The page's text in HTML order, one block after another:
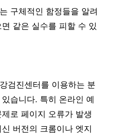
구체적인 함정들을 알려
같은 실수를 피할 수 있
검진센터를 이용하는 분
습니다. 특히 온라인 예
로 페이지 오류가 발생
버전의 크롬이나 엣지